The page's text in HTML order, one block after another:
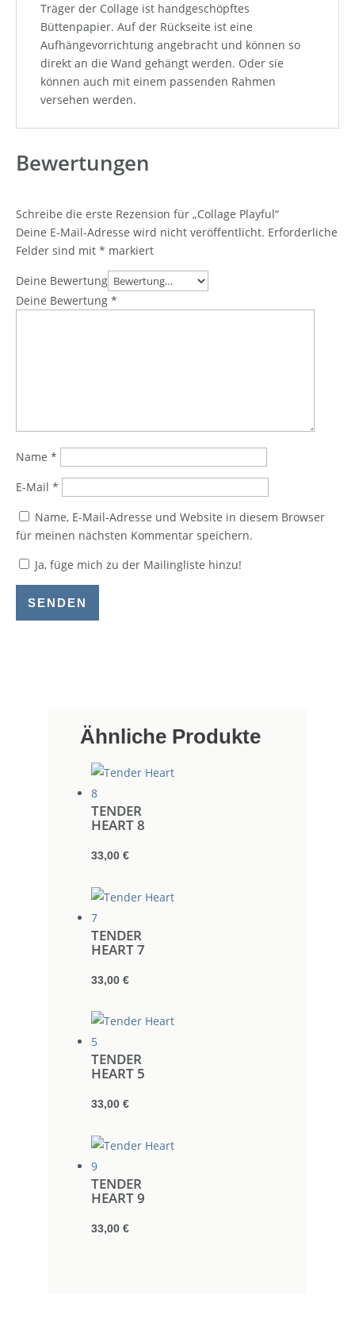
Träger der Collage ist handgeschöpftes
Büttenpapier. Auf der Rückseite ist eine
Aufhängevorrichtung angebracht und können so
direkt an die Wand gehängt werden. Oder sie
können auch mit einem passenden Rahmen
versehen werden.
Bewertungen
Schreibe die erste Rezension für „Collage Playful“
Deine E-Mail-Adresse wird nicht veröffentlicht. Erforderliche
Felder sind mit * markiert
Deine Bewertung
Deine Bewertung *
Name *
E-Mail *
Name, E-Mail-Adresse und Website in diesem Browser
für meinen nächsten Kommentar speichern.
Ja, füge mich zu der Mailingliste hinzu!
SENDEN
Ähnliche Produkte
TENDER
HEART 8
33,00 €
TENDER
HEART 7
33,00 €
TENDER
HEART 5
33,00 €
TENDER
HEART 9
33,00 €